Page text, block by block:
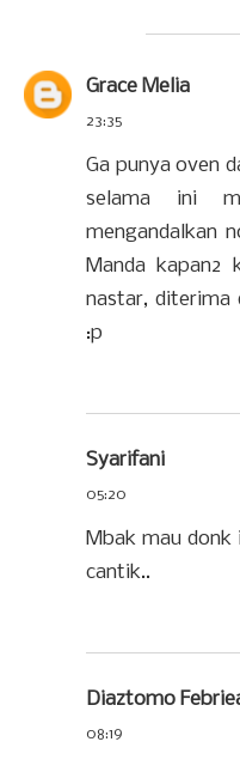
Grace Melia
23:35
Ga punya oven
selama ini
mengandalkan
Manda kapan2
nastar, diterima
:p
Syarifani
05:20
Mbak mau donk
cantik..
Diaztomo
08:19